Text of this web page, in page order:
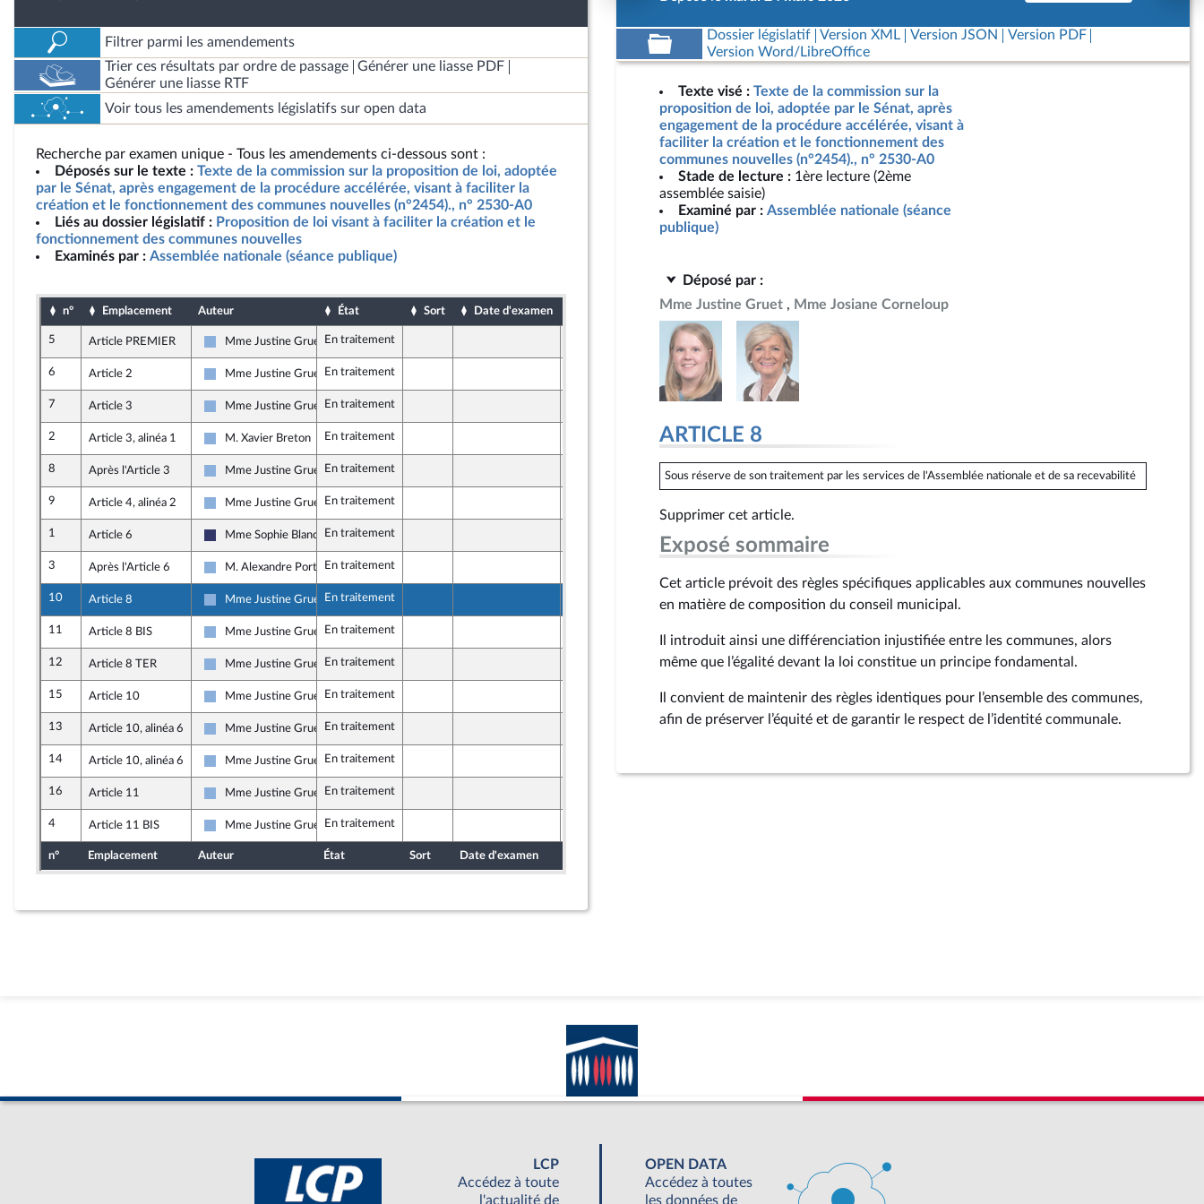
Filtrer parmi les amendements
Trier ces résultats par ordre de passage
Générer une liasse PDF
Générer une liasse RTF
Voir tous les amendements législatifs sur open data
Recherche par examen unique - Tous les amendements ci-dessous sont :
Déposés sur le texte : Texte de la commission sur la proposition de loi, adoptée
par le Sénat, après engagement de la procédure accélérée, visant à faciliter la
création et le fonctionnement des communes nouvelles (n°2454)., n° 2530-A0
Liés au dossier législatif : Proposition de loi visant à faciliter la création et le
fonctionnement des communes nouvelles
Examinés par : Assemblée nationale (séance publique)
n° Emplacement Auteur État Sort Date d'examen
5 Article PREMIER
Droite Républicaine
Mme Justine Gruet En traitement
6 Article 2
Droite Républicaine
Mme Justine Gruet En traitement
7 Article 3
Droite Républicaine
Mme Justine Gruet En traitement
2 Article 3, alinéa 1
Droite Républicaine
M. Xavier Breton En traitement
8 Après l'Article 3
Droite Républicaine
Mme Justine Gruet En traitement
9 Article 4, alinéa 2
Droite Républicaine
Mme Justine Gruet En traitement
1 Article 6
Rassemblement National
Mme Sophie Blanc En traitement
3 Après l'Article 6
Droite Républicaine
M. Alexandre PortierEn traitement
10 Article 8
Droite Républicaine
Mme Justine Gruet En traitement
11 Article 8 BIS
Droite Républicaine
Mme Justine Gruet En traitement
12 Article 8 TER
Droite Républicaine
Mme Justine Gruet En traitement
15 Article 10
Droite Républicaine
Mme Justine Gruet En traitement
13 Article 10, alinéa 6
Droite Républicaine
Mme Justine Gruet En traitement
14 Article 10, alinéa 6
Droite Républicaine
Mme Justine Gruet En traitement
16 Article 11
Droite Républicaine
Mme Justine Gruet En traitement
4 Article 11 BIS
Droite Républicaine
Mme Justine Gruet En traitement
n° Emplacement Auteur État Sort Date d'examen
Dossier législatif Version XML Version JSON
Version PDF
Version Word/LibreOffice
Texte visé : Texte de la commission sur la
proposition de loi, adoptée par le Sénat, après
engagement de la procédure accélérée, visant à
faciliter la création et le fonctionnement des
communes nouvelles (n°2454)., n° 2530-A0
Stade de lecture : 1ère lecture (2ème
assemblée saisie)
Examiné par : Assemblée nationale (séance
publique)
Déposé par :
Mme Justine Gruet
Mme Josiane Corneloup
ARTICLE 8
Sous réserve de son traitement par les services de l'Assemblée nationale et de sa recevabilité
Supprimer cet article.
Exposé sommaire
Cet article prévoit des règles spécifiques applicables aux communes nouvelles
en matière de composition du conseil municipal.
Il introduit ainsi une différenciation injustifiée entre les communes, alors
même que l’égalité devant la loi constitue un principe fondamental.
Il convient de maintenir des règles identiques pour l’ensemble des communes,
afin de préserver l’équité et de garantir le respect de l’identité communale.
LCP
Accédez à toute
l'actualité de
OPEN DATA
Accédez à toutes
les données de